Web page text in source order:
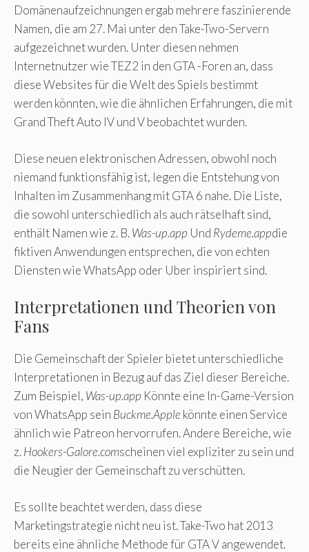
Domänenaufzeichnungen ergab mehrere faszinierende
Namen, die am 27. Mai unter den Take-Two-Servern
aufgezeichnet wurden. Unter diesen nehmen
Internetnutzer wie TEZ2 in den GTA -Foren an, dass
diese Websites für die Welt des Spiels bestimmt
werden könnten, wie die ähnlichen Erfahrungen, die mit
Grand Theft Auto IV und V beobachtet wurden.
Diese neuen elektronischen Adressen, obwohl noch
niemand funktionsfähig ist, legen die Entstehung von
Inhalten im Zusammenhang mit GTA 6 nahe. Die Liste,
die sowohl unterschiedlich als auch rätselhaft sind,
enthält Namen wie z. B.Was-up.app Und Rydeme.appdie
fiktiven Anwendungen entsprechen, die von echten
Diensten wie WhatsApp oder Uber inspiriert sind.
Interpretationen und Theorien von
Fans
Die Gemeinschaft der Spieler bietet unterschiedliche
Interpretationen in Bezug auf das Ziel dieser Bereiche.
Zum Beispiel, Was-up.app Könnte eine In-Game-Version
von WhatsApp sein Buckme.Apple könnte einen Service
ähnlich wie Patreon hervorrufen. Andere Bereiche, wie
z.Hookers-Galore.comscheinen viel expliziter zu sein und
die Neugier der Gemeinschaft zu verschütten.
Es sollte beachtet werden, dass diese
Marketingstrategie nicht neu ist. Take-Two hat 2013
bereits eine ähnliche Methode für GTA V angewendet.